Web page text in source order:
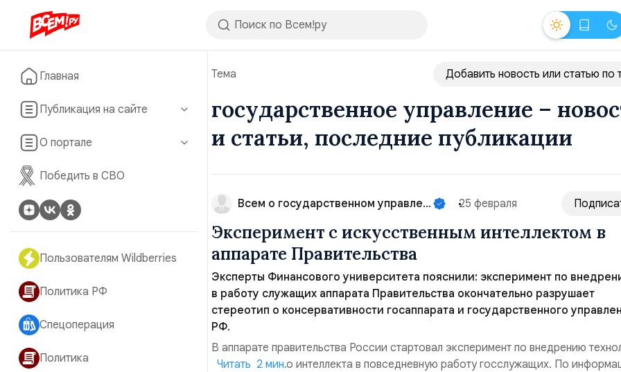
Главная
Публикация на сайте
О портале
Победить в СВО
Пользователям Wildberries
Политика РФ
Спецоперация
Политика
Тема Добавить новость или статью по
государственное управление –
и статьи, последние публикации
Всем о государственном управле... 25 февраля
Эксперимент с искусственным интеллектом в
аппарате Правительства
Эксперты Финансового университета пояснили: эксперимент по
в работу служащих аппарата Правительства окончательно разрушает
стереотип о консервативности госаппарата и государственного
РФ.
В аппарате правительства России стартовал эксперимент по внедрению
искусственного интеллекта в повседневную работу госслужащих. По
Читать 2 мин.